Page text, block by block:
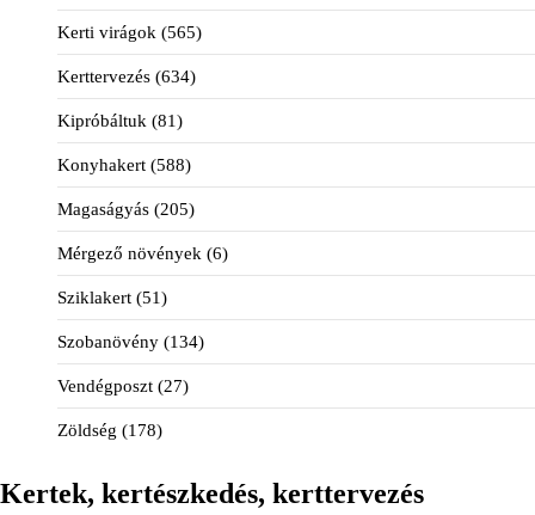
Kerti virágok (565)
Kerttervezés (634)
Kipróbáltuk (81)
Konyhakert (588)
Magaságyás (205)
Mérgező növények (6)
Sziklakert (51)
Szobanövény (134)
Vendégposzt (27)
Zöldség (178)
Kertek, kertészkedés, kerttervezés